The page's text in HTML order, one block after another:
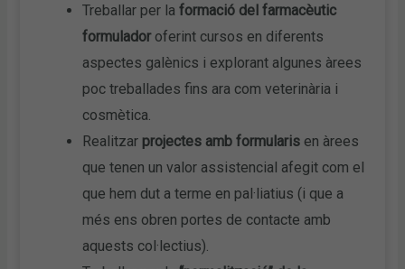
Treballar per laformació del farmacèutic
formuladoroferint cursos en diferents
aspectes galènics i explorant algunes àrees
poc treballades fins ara com veterinària i
cosmètica.
Realitzar projectes amb formularis en àrees
que tenen un valor assistencial afegit com el
que hem dut a terme en pal·liatius (i que a
més ens obren portes de contacte amb
aquests col·lectius).